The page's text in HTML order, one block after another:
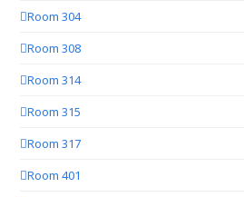
Room 304
Room 308
Room 314
Room 315
Room 317
Room 401